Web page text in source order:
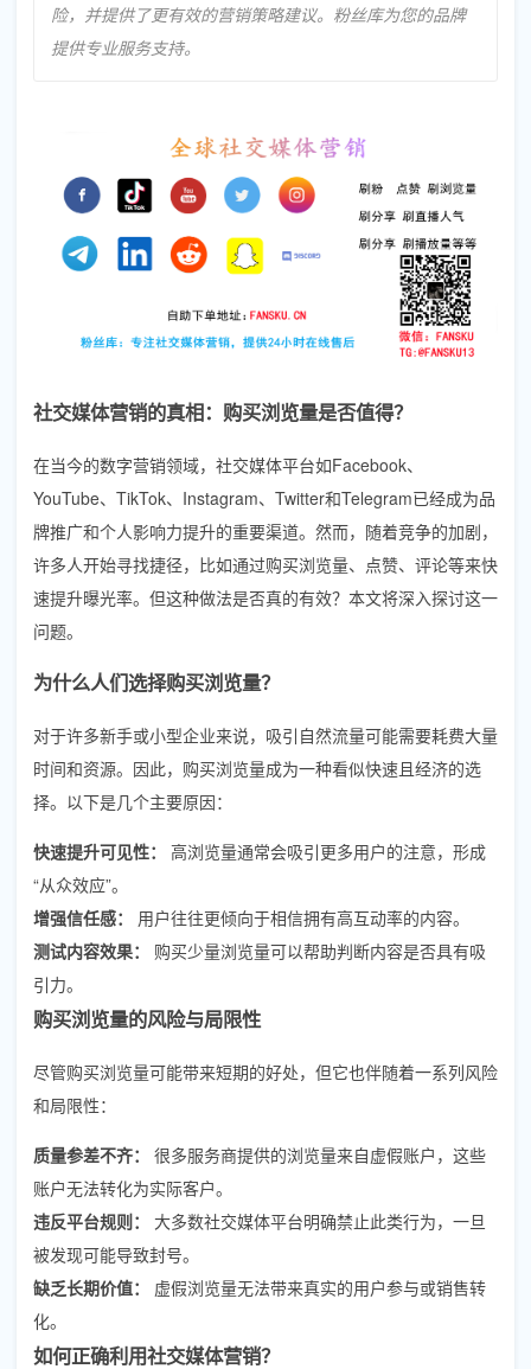
险，并提供了更有效的营销策略建议。粉丝库为您的品牌
提供专业服务支持。
社交媒体营销的真相：购买浏览量是否值得？
在当今的数字营销领域，社交媒体平台如Facebook、
YouTube、TikTok、Instagram、Twitter和Telegram已经成为品
牌推广和个人影响力提升的重要渠道。然而，随着竞争的加剧，
许多人开始寻找捷径，比如通过购买浏览量、点赞、评论等来快
速提升曝光率。但这种做法是否真的有效？本文将深入探讨这一
问题。
为什么人们选择购买浏览量？
对于许多新手或小型企业来说，吸引自然流量可能需要耗费大量
时间和资源。因此，购买浏览量成为一种看似快速且经济的选
择。以下是几个主要原因：
快速提升可见性：
高浏览量通常会吸引更多用户的注意，形成
“从众效应”。
增强信任感：
用户往往更倾向于相信拥有高互动率的内容。
测试内容效果：
购买少量浏览量可以帮助判断内容是否具有吸
引力。
购买浏览量的风险与局限性
尽管购买浏览量可能带来短期的好处，但它也伴随着一系列风险
和局限性：
质量参差不齐：
很多服务商提供的浏览量来自虚假账户，这些
账户无法转化为实际客户。
违反平台规则：
大多数社交媒体平台明确禁止此类行为，一旦
被发现可能导致封号。
缺乏长期价值：
虚假浏览量无法带来真实的用户参与或销售转
化。
如何正确利用社交媒体营销？